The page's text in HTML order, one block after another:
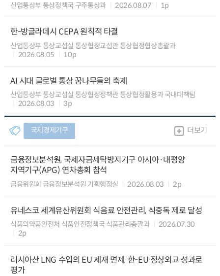
산업통상부 통상정책국 구주통상과 2026.08.07 1p
한-방글라데시 CEPA 원칙적 타결
산업통상부 통상교섭실 통상협정교섭관 통상협정협상총괄과
2026.08.05
10p
AI 시대 글로벌 통상 꿈나무들의 축제
산업통상부 통상교섭실 통상협정정책관 통상협정활용과 국내대책팀
2026.08.03
3p
국제경제기구 더보기
금융정보분석원, 국제자금세탁방지기구 아시아·태평양
지역기구(APG) 연차총회 참석
금융위원회 금융정보분석원 기획행정실 2026.08.03 2p
유네스코 세계유산위원회 식음료 안전관리, 식중독 제로 달성
식품의약품안전처 식품안전정책국 식품관리총괄과
2026.07.30
2p
러시아산 LNG 수입의 EU 제재 면제, 한-EU 정상외교 성과로
평가